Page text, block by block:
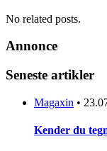
No related posts.
Annonce
Seneste artikler
Magaxin •
Kender du